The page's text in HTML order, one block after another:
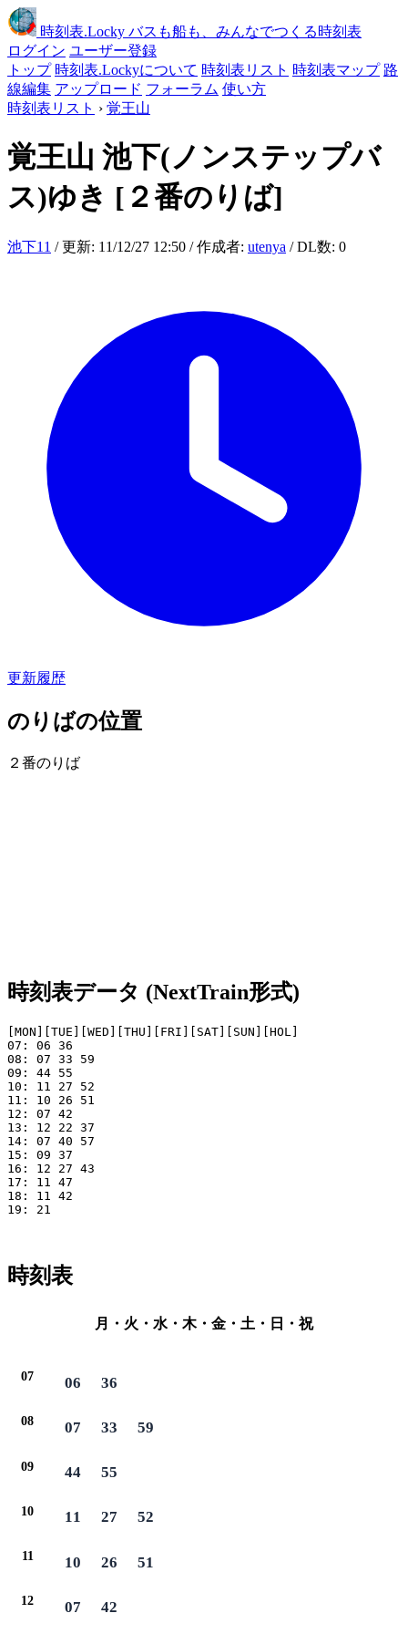
時刻表.Locky バスも船も、みんなでつくる時刻表
ログイン ユーザー登録
トップ 時刻表.Lockyについて 時刻表リスト 時刻表マップ 路
線編集 アップロード フォーラム 使い方
時刻表リスト › 覚王山
覚王山 池下(ノンステップバ
ス)ゆき [２番のりば]
池下11 / 更新: 11/12/27 12:50 / 作成者: utenya / DL数: 0
更新履歴
のりばの位置
２番のりば
時刻表データ (NextTrain形式)
[MON][TUE][WED][THU][FRI][SAT][SUN][HOL]
07: 06 36
08: 07 33 59
09: 44 55
10: 11 27 52
11: 10 26 51
12: 07 42
13: 12 22 37
14: 07 40 57
15: 09 37
16: 12 27 43
17: 11 47
18: 11 42
19: 21
時刻表
月・火・水・木・金・土・日・祝
07 06 36
08 07 33 59
09 44 55
10 11 27 52
11 10 26 51
12 07 42